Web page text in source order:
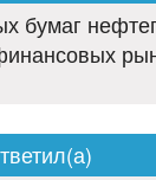
бумаг